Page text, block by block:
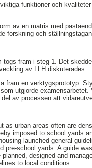
funktioner och
av en matris med
forskning och
togs fram i steg 1. Det
av LLH diskuterades.
fram en verktygsprototyp.
utgjorde
av processen att
as urban areas often are
imposed to school yards
launched general
school yards. A guide
designed and
to local conditions.